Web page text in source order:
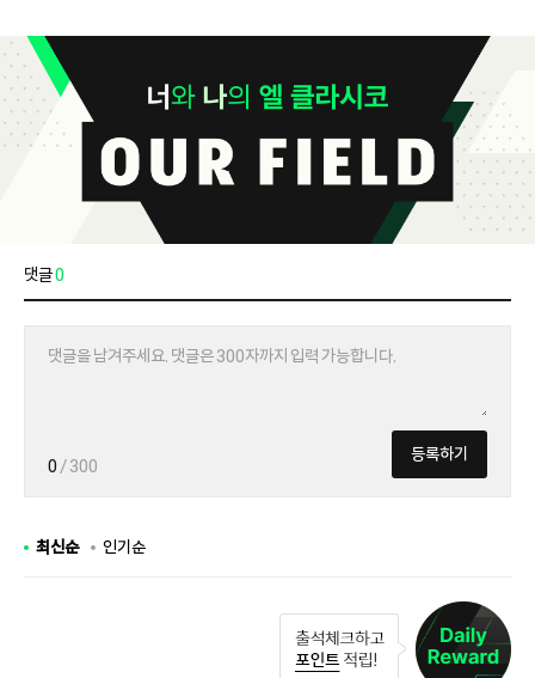
댓글0
0 / 300
등록하기
최신순 인기순